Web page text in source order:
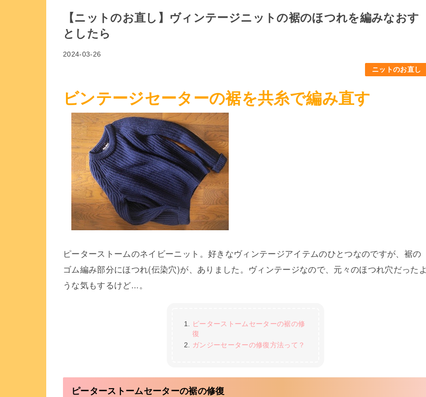
【ニットのお直し】ヴィンテージニットの裾のほつれを編みなおす
としたら
2024-03-26
ニットのお直し
ビンテージセーターの裾を共糸で編み直す
ピーターストームのネイビーニット。好きなヴィンテージアイテムのひとつなのですが、裾の
ゴム編み部分にほつれ(伝染穴)が、ありました。ヴィンテージなので、元々のほつれ穴だったよ
うな気もするけど...。
ピーターストームセーターの裾の修
復
ガンジーセーターの修復方法って？
ピーターストームセーターの裾の修復